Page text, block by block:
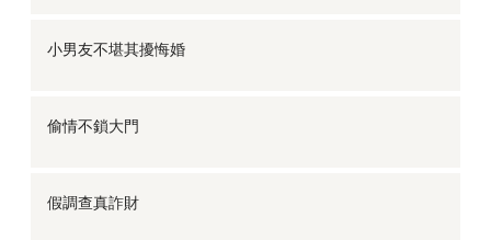
小男友不堪其擾悔婚
偷情不鎖大門
假調查真詐財